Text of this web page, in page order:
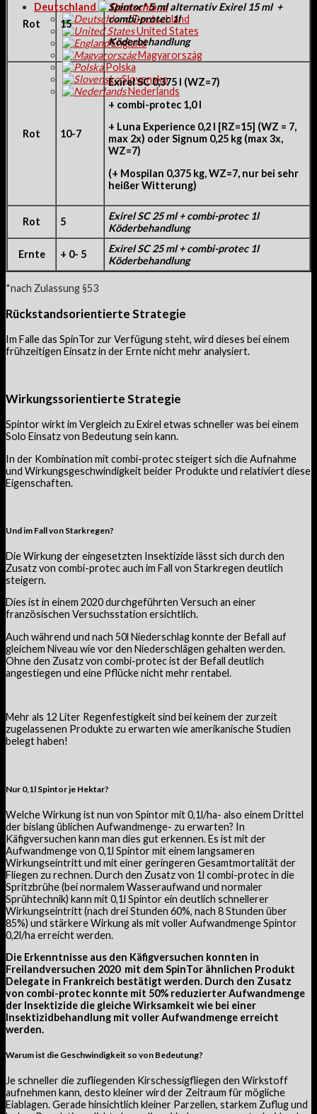
Deutschland
Deutschland
United States
England
Magyarország
Polska
Slovensko
Nederlands
Rot 15
Spintor* 5 ml alternativ Exirel 15 ml +
combi-protec 1l
Köderbehandlung
Rot 10-7
Exirel SC 0,375 l (WZ=7)
+ combi-protec 1,0 l
+ Luna Experience 0,2 l [RZ=15] (WZ = 7,
max 2x) oder Signum 0,25 kg (max 3x,
WZ=7)
(+ Mospilan 0,375 kg, WZ=7, nur bei sehr
heißer Witterung)
Rot 5
Exirel SC 25 ml + combi-protec 1l
Köderbehandlung
Ernte + 0- 5
Exirel SC 25 ml + combi-protec 1l
Köderbehandlung
*nach Zulassung §53
Rückstandsorientierte Strategie
Im Falle das SpinTor zur Verfügung steht, wird dieses bei einem
frühzeitigen Einsatz in der Ernte nicht mehr analysiert.
Wirkungssorientierte Strategie
Spintor wirkt im Vergleich zu Exirel etwas schneller was bei einem
Solo Einsatz von Bedeutung sein kann.
In der Kombination mit combi-protec steigert sich die Aufnahme
und Wirkungsgeschwindigkeit beider Produkte und relativiert diese
Eigenschaften.
Und im Fall von Starkregen?
Die Wirkung der eingesetzten Insektizide lässt sich durch den
Zusatz von combi-protec auch im Fall von Starkregen deutlich
steigern.
Dies ist in einem 2020 durchgeführten Versuch an einer
französischen Versuchsstation ersichtlich.
Auch während und nach 50l Niederschlag konnte der Befall auf
gleichem Niveau wie vor den Niederschlägen gehalten werden.
Ohne den Zusatz von combi-protec ist der Befall deutlich
angestiegen und eine Pflücke nicht mehr rentabel.
Mehr als 12 Liter Regenfestigkeit sind bei keinem der zurzeit
zugelassenen Produkte zu erwarten wie amerikanische Studien
belegt haben!
Nur 0,1l Spintor je Hektar?
Welche Wirkung ist nun von Spintor mit 0,1l/ha- also einem Drittel
der bislang üblichen Aufwandmenge- zu erwarten? In
Käfigversuchen kann man dies gut erkennen. Es ist mit der
Aufwandmenge von 0,1l Spintor mit einem langsameren
Wirkungseintritt und mit einer geringeren Gesamtmortalität der
Fliegen zu rechnen. Durch den Zusatz von 1l combi-protec in die
Spritzbrühe (bei normalem Wasseraufwand und normaler
Sprühtechnik) kann mit 0,1l Spintor ein deutlich schnellerer
Wirkungseintritt (nach drei Stunden 60%, nach 8 Stunden über
85%) und stärkere Wirkung als mit voller Aufwandmenge Spintor
0,2l/ha erreicht werden.
Die Erkenntnisse aus den Käfigversuchen konnten in
Freilandversuchen 2020 mit dem SpinTor ähnlichen Produkt
Delegate in Frankreich bestätigt werden. Durch den Zusatz
von combi-protec konnte mit 50% reduzierter Aufwandmenge
der Insektizide die gleiche Wirksamkeit wie bei einer
Insektizidbehandlung mit voller Aufwandmenge erreicht
werden.
Warum ist die Geschwindigkeit so von Bedeutung?
Je schneller die zufliegenden Kirschessigfliegen den Wirkstoff
aufnehmen kann, desto kleiner wird der Zeitraum für mögliche
Eiablagen. Gerade hinsichtlich kleiner Parzellen, starkem Zuflug und